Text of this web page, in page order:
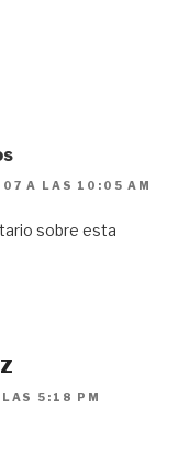
A LAS 10:05 AM
sobre esta
5:18 PM